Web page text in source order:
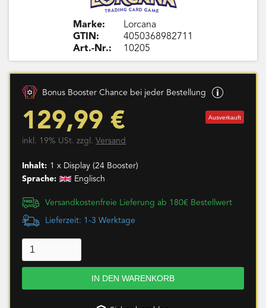
Marke:
GTIN:
Art.-Nr.:
Lorcana
4050368982711
10205
Bonus Booster Chance bei jeder Bestellung
129,99 € Ausverkauft
inkl. 19% USt. zzgl. Versand
Inhalt: 1 x Display (24 Booster)
Sprache:
Englisch
Versandkostenfreie Lieferung ab 180€ Bestellwert
Lieferzeit: 1-3 Werktage